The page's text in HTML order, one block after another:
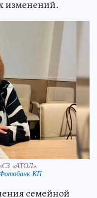
изменений.
«АТОЛ».
КП
семейной